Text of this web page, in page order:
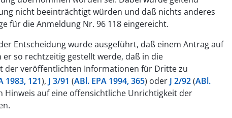
nicht beeinträchtigt würden und daß nichts anderes
für die Anmeldung Nr. 96 118 eingereicht.
Entscheidung wurde ausgeführt, daß einem Antrag auf
so rechtzeitig gestellt werde, daß in die
der veröffentlichten Informationen für Dritte zu
1983, 121), J 3/91 (ABl. EPA 1994, 365) oder J 2/92(ABl.
Hinweis auf eine offensichtliche Unrichtigkeit der